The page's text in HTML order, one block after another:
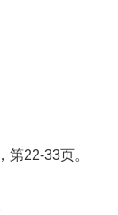
22-33页。